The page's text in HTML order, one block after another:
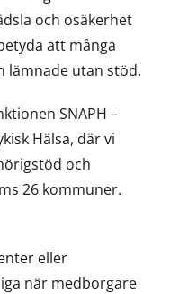
och osäkerhet
att många
lämnade utan stöd.
SNAPH –
Hälsa, där vi
och
26 kommuner.
eller
när medborgare